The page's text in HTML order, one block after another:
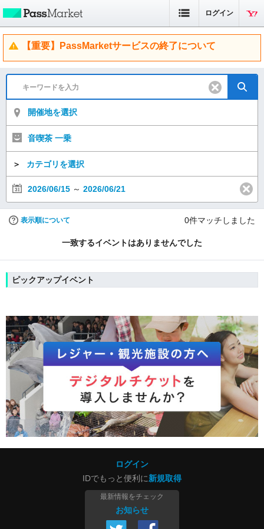
ログイン
【重要】PassMarketサービスの終了について
開催地を選択
音喫茶 一乗
＞ カテゴリを選択
2026/06/15 ～ 2026/06/21
表示順について 0件マッチしました
一致するイベントはありませんでした
ピックアップイベント
ログイン
IDでもっと便利に新規取得
最新情報をチェック
お知らせ